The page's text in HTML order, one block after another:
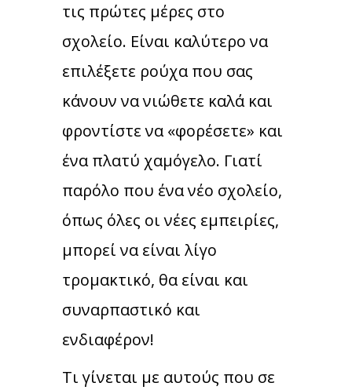
τις πρώτες μέρες στο
σχολείο. Είναι καλύτερο να
επιλέξετε ρούχα που σας
κάνουν να νιώθετε καλά και
φροντίστε να «φορέσετε» και
ένα πλατύ χαμόγελο. Γιατί
παρόλο που ένα νέο σχολείο,
όπως όλες οι νέες εμπειρίες,
μπορεί να είναι λίγο
τρομακτικό, θα είναι και
συναρπαστικό και
ενδιαφέρον!
Τι γίνεται με αυτούς που σε